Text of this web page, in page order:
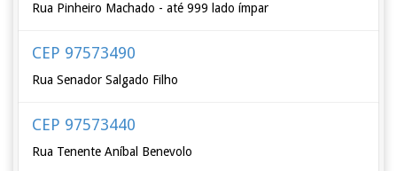
Rua Pinheiro Machado - até 999 lado ímpar
CEP 97573490
Rua Senador Salgado Filho
CEP 97573440
Rua Tenente Aníbal Benevolo